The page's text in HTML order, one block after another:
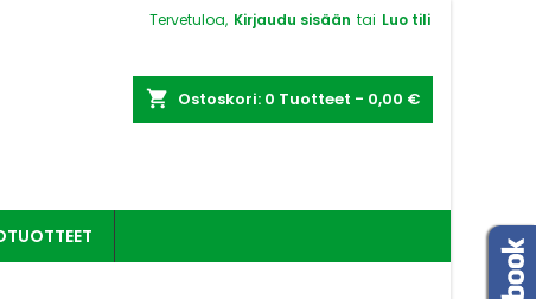
Tervetuloa, Kirjaudu sisään tai Luo tili
shopping_cart Ostoskori: 0 Tuotteet - 0,00 €